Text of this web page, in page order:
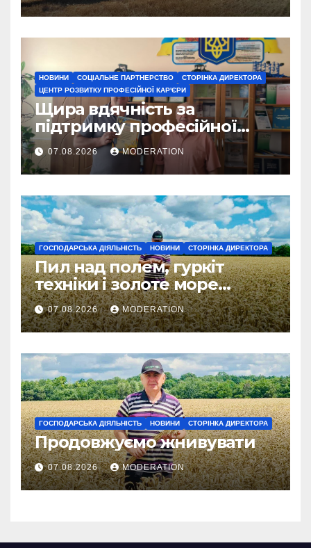
НОВИНИ СОЦІАЛЬНЕ ПАРТНЕРСТВО
СТОРІНКА ДИРЕКТОРА
ЦЕНТР РОЗВИТКУ ПРОФЕСІЙНОЇ КАР'ЄРИ
Щира вдячність за
підтримку професійної
освіти
07.08.2026 MODERATION
ГОСПОДАРСЬКА ДІЯЛЬНІСТЬ НОВИНИ СТОРІНКА ДИРЕКТОРА
Пил над полем, гуркіт
техніки і золоте море
колосся — так виглядає
справжнє українське літо
07.08.2026 MODERATION
ГОСПОДАРСЬКА ДІЯЛЬНІСТЬ НОВИНИ СТОРІНКА ДИРЕКТОРА
Продовжуємо жнивувати
07.08.2026 MODERATION